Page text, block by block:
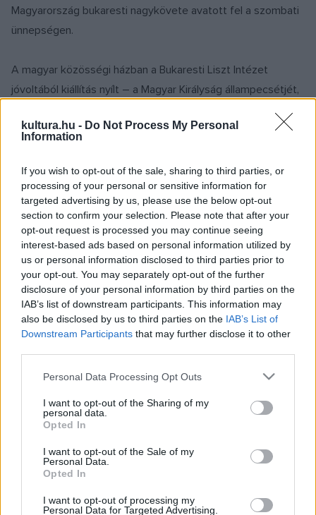
kultura.hu - Do Not Process My Personal
Information
If you wish to opt-out of the sale, sharing to third parties, or
processing of your personal or sensitive information for
targeted advertising by us, please use the below opt-out
section to confirm your selection. Please note that after your
opt-out request is processed you may continue seeing
interest-based ads based on personal information utilized by
us or personal information disclosed to third parties prior to
your opt-out. You may separately opt-out of the further
disclosure of your personal information by third parties on the
IAB’s list of downstream participants. This information may
also be disclosed by us to third parties on the IAB’s List of
Downstream Participants that may further disclose it to other
Please note that this website/app uses one or more Google
not limited to your visit or usage behaviour. You may click to
grant or deny consent to Google and its third-party tags to
use your data for below specified purposes in below Google
consent section.
Personal Data Processing Opt Outs
I want to opt-out of the Sharing of my
personal data.
Opted In
I want to opt-out of the Sale of my
Personal Data.
Opted In
I want to opt-out of processing my
Personal Data for Targeted Advertising.
Magyarország bukaresti nagykövete avatott fel a szombati
ünnepségen.
A magyar közösségi házban a Bukaresti Liszt Intézet
jóvoltából kiállítás nyílt – a Magyar Királyság állampecsétjét,
Keöpeczi Sebestyén József erdélyi magyar heraldikus
a Kolozsvári Magyar Opera művészei által előadott
operettválogatás és a Maros megyei Bekecs
néptáncegyüttes fellépése egészítette ki.
Az első Bethlenszentmiklósi Magyar Nap megszervezését
példás összefogás előzte meg a faluban, a rendezvény
lelkes fogadtatása pedig arra bátorítja a szervezőket, hogy
jövőre többnapos, gazdagabb programot tervezzenek
közösségüknek – mutatott rá Bodoczi Annamária
településen a magyar nap az anyanyelv, a kulturális örökség
ünnepe, hiszen a szórványban – a vallási és nemzeti
ünnepeken kívül – nem sok alkalma van a magyar
közösségnek megélnie nemzeti identitását. A 2019-ben
bejegyzett egyesület által szervezett magyar gyermek- és
kormánytámogatással indítandó délutáni foglalkozásoknak